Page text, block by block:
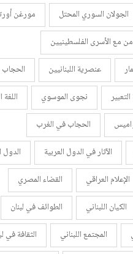
الجولان السوري المحتل
مورغن
مع الأسرى الفلسطينيين
عنصرية اللبنانيين
الحجاب
نجوى الموسوي
الحجاب في الغرب
الآثار في الدول العربية
الدول
الإعلام العراقي
القضاء المصري
الكيان اللبناني
الطوائف في لبنان
المجتمع اللبناني
الثقافة في